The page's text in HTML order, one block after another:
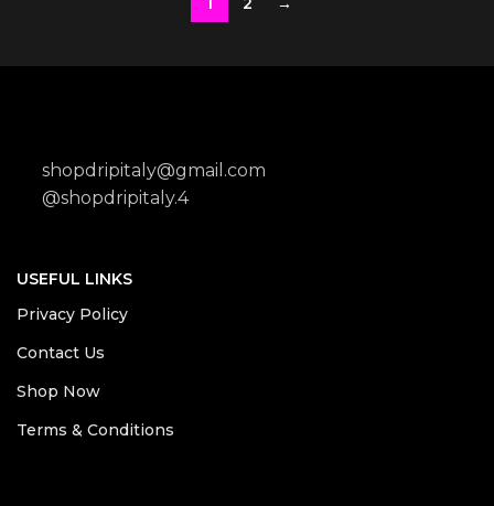
shopdripitaly@gmail.com
@shopdripitaly.4
USEFUL LINKS
Privacy Policy
Contact Us
Shop Now
Terms & Conditions